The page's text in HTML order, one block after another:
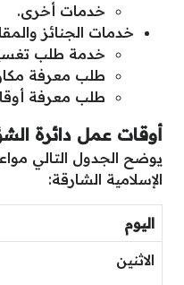
خدمات أخرى.
خدمات الجنائز
خدمة طلب
طلب معرفة
طلب معرفة
أوقات عمل دائرة
يوضح الجدول التالي
الإسلامية الشارقة:
اليوم
الاثنين